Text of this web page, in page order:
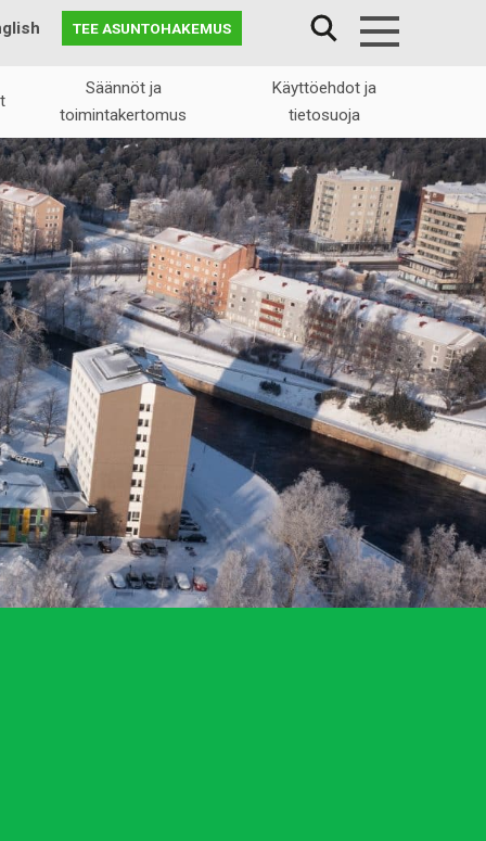
Säännöt ja
toimintakertomus
Käyttöehdot ja
tietosuoja
TEE ASUNTOHAKEMUS